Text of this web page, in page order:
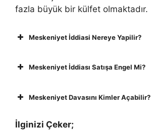
fazla büyük bir külfet olmaktadır.
Meskeniyet İddiasi Nereye Yapilir?
Meskeniyet İddiası Satışa Engel Mi?
Meskeniyet Davasını Kimler Açabilir?
İlginizi Çeker;